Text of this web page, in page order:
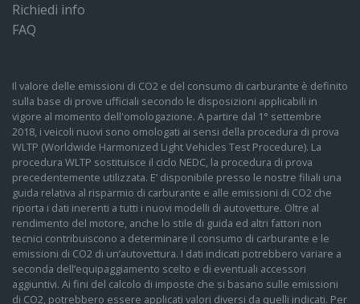
Richiedi info
FAQ
Il valore delle emissioni di CO2 e del consumo di carburante è definito
sulla base di prove ufficiali secondo le disposizioni applicabili in
vigore al momento dell'omologazione. A partire dal 1° settembre
2018, i veicoli nuovi sono omologati ai sensi della procedura di prova
WLTP (Worldwide Harmonized Light Vehicles Test Procedure). La
procedura WLTP sostituisce il ciclo NEDC, la procedura di prova
precedentemente utilizzata. E’ disponibile presso le nostre filiali una
guida relativa al risparmio di carburante e alle emissioni di CO2 che
riporta i dati inerenti a tutti i nuovi modelli di autovetture. Oltre al
rendimento del motore, anche lo stile di guida ed altri fattori non
tecnici contribuiscono a determinare il consumo di carburante e le
emissioni di CO2 di un’autovettura. I dati indicati potrebbero variare a
seconda dell’equipaggiamento scelto e di eventuali accessori
aggiuntivi. Ai fini del calcolo di imposte che si basano sulle emissioni
di CO2, potrebbero essere applicati valori diversi da quelli indicati. Per